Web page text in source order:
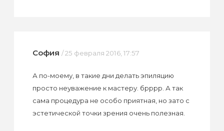
София / 25 февраля 2016, 17:57
А по-моему, в такие дни делать эпиляцию
просто неуважение к мастеру. брррр. А так
сама процедура не особо приятная, но зато с
эстетической точки зрения очень полезная.